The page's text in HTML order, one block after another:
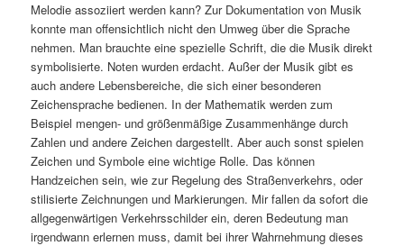
Melodie assoziiert werden kann? Zur Dokumentation von Musik
konnte man offensichtlich nicht den Umweg über die Sprache
nehmen. Man brauchte eine spezielle Schrift, die die Musik direkt
symbolisierte. Noten wurden erdacht. Außer der Musik gibt es
auch andere Lebensbereiche, die sich einer besonderen
Zeichensprache bedienen. In der Mathematik werden zum
Beispiel mengen- und größenmäßige Zusammenhänge durch
Zahlen und andere Zeichen dargestellt. Aber auch sonst spielen
Zeichen und Symbole eine wichtige Rolle. Das können
Handzeichen sein, wie zur Regelung des Straßenverkehrs, oder
stilisierte Zeichnungen und Markierungen. Mir fallen da sofort die
allgegenwärtigen Verkehrsschilder ein, deren Bedeutung man
irgendwann erlernen muss, damit bei ihrer Wahrnehmung dieses